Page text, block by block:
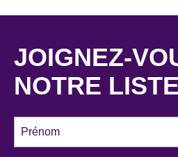
JOIGNEZ-
NOTRE